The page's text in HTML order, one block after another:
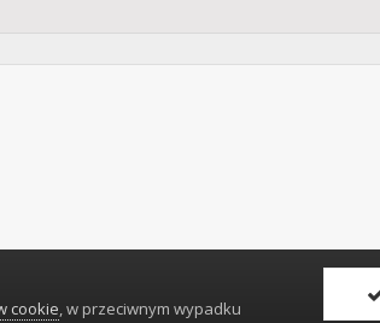
cookie, w przeciwnym wypadku